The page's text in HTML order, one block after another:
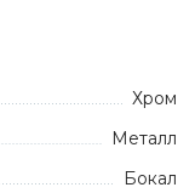
Хром
Металл
Бокал